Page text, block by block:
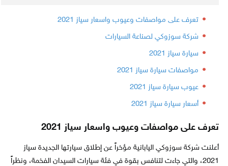
تعرف على مواصفات وعيوب واسعار سياز 2021
شركة سوزوكي لصناعة السيارات
سيارة سياز 2021
مواصفات سيارة سياز 2021
عيوب سيارة سياز 2021
أسعار سيارة سياز 2021
تعرف على مواصفات وعيوب واسعار سياز 2021
أعلنت شركة سوزوكي اليابانية مؤخراً عن إطلاق سيارتها الجديدة سياز
2021، والتي جاءت لتنافس بقوة في فئة سيارات السيدان الفخمة، ونظراً